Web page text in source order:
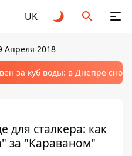
UK
Апреля 2018
за куб воды: в Днепре
для сталкера: как
за "Караваном"